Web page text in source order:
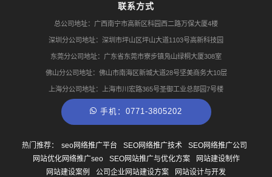
联系方式
总公司地址：广西南宁市高新区科园西二路万保大厦4楼
深圳分公司地址：深圳市坪山区坪山大道1103号高新科技园
东莞分公司地址：广东省东莞市寮步镇凫山绿桐大厦308室
佛山分公司地址：佛山市南海区新城大道28号坚美商务大10层
上海分公司地址：上海市川宏路365号圣御工业总部园7号楼
手机：0771-3805202
热门推荐： seo网络推广平台 SEO网络推广技术
SEO网络推广公司
网站优化网络推广seo
SEO网站推广与优化方案
网站建设制作
网站建设案例
公司企业网站建设方案 网站设计与开发